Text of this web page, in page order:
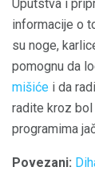
Uputstva i
informacije o
su noge,
pomognu da
mišiće i da
radite kroz
programima
Povezani: